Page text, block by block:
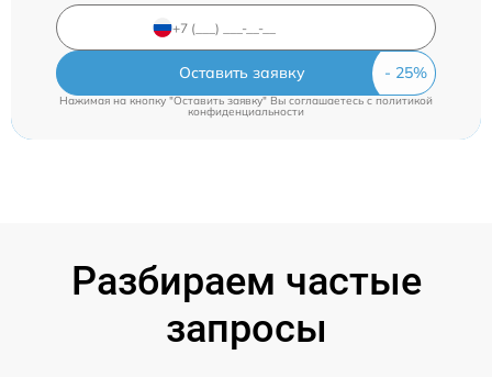
Оставить заявку
Нажимая на кнопку "Оставить заявку" Вы соглашаетесь cполитикой
конфиденциальности
Разбираем частые
запросы